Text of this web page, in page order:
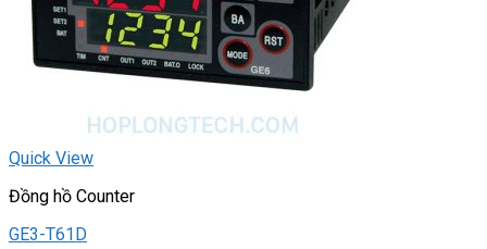
Quick View
Đồng hồ Counter
GE3-T61D